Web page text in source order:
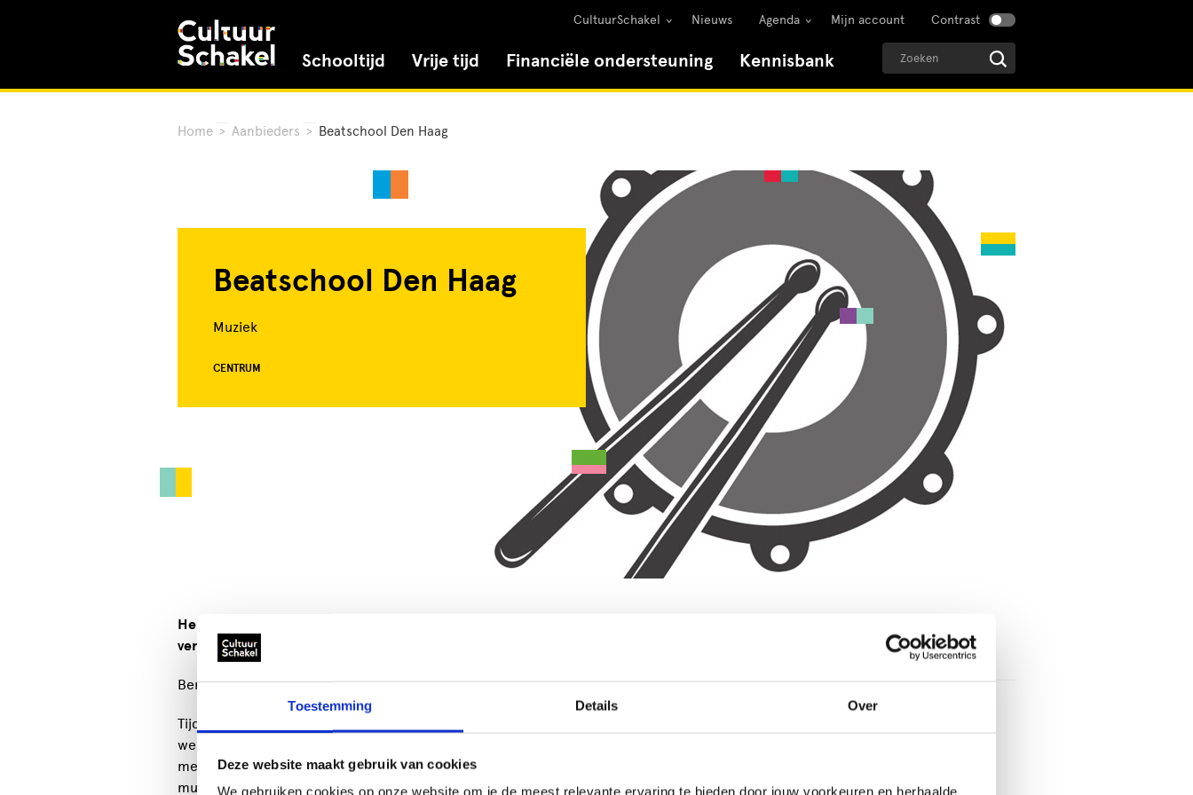
Toestemming Details Over
Deze website maakt gebruik van cookies
We gebruiken cookies op onze website om je de meest relevante ervaring te bieden door jouw voorkeuren en herhaalde
CultuurSchakel Nieuws Agenda Mijn account Contrast
Schooltijd Vrije tijd Financiële ondersteuning Kennisbank
Home > Aanbieders > Beatschool Den Haag
Beatschool Den Haag
Muziek
CENTRUM
Heb je altijd al willen leren drummen? Of kun je al drummen en wil je je skills
verbeteren? Dan ben je bij Beatschool Den Haag aan het juiste adres!
Ben jij op zoek naar drumles? Kom dan naar Beatschool Den Haag!
Tijdens de lessen wordt eerst de basis van het drummen aangeleerd. Hierbij starten
we met de diverse basisritmes en fills, zodat er al snel kan worden meegespeeld
met muziek. Zo leer je de geleerde oefeningen in praktijk te brengen en meteen
muziek te maken!
Toon contactinformatie